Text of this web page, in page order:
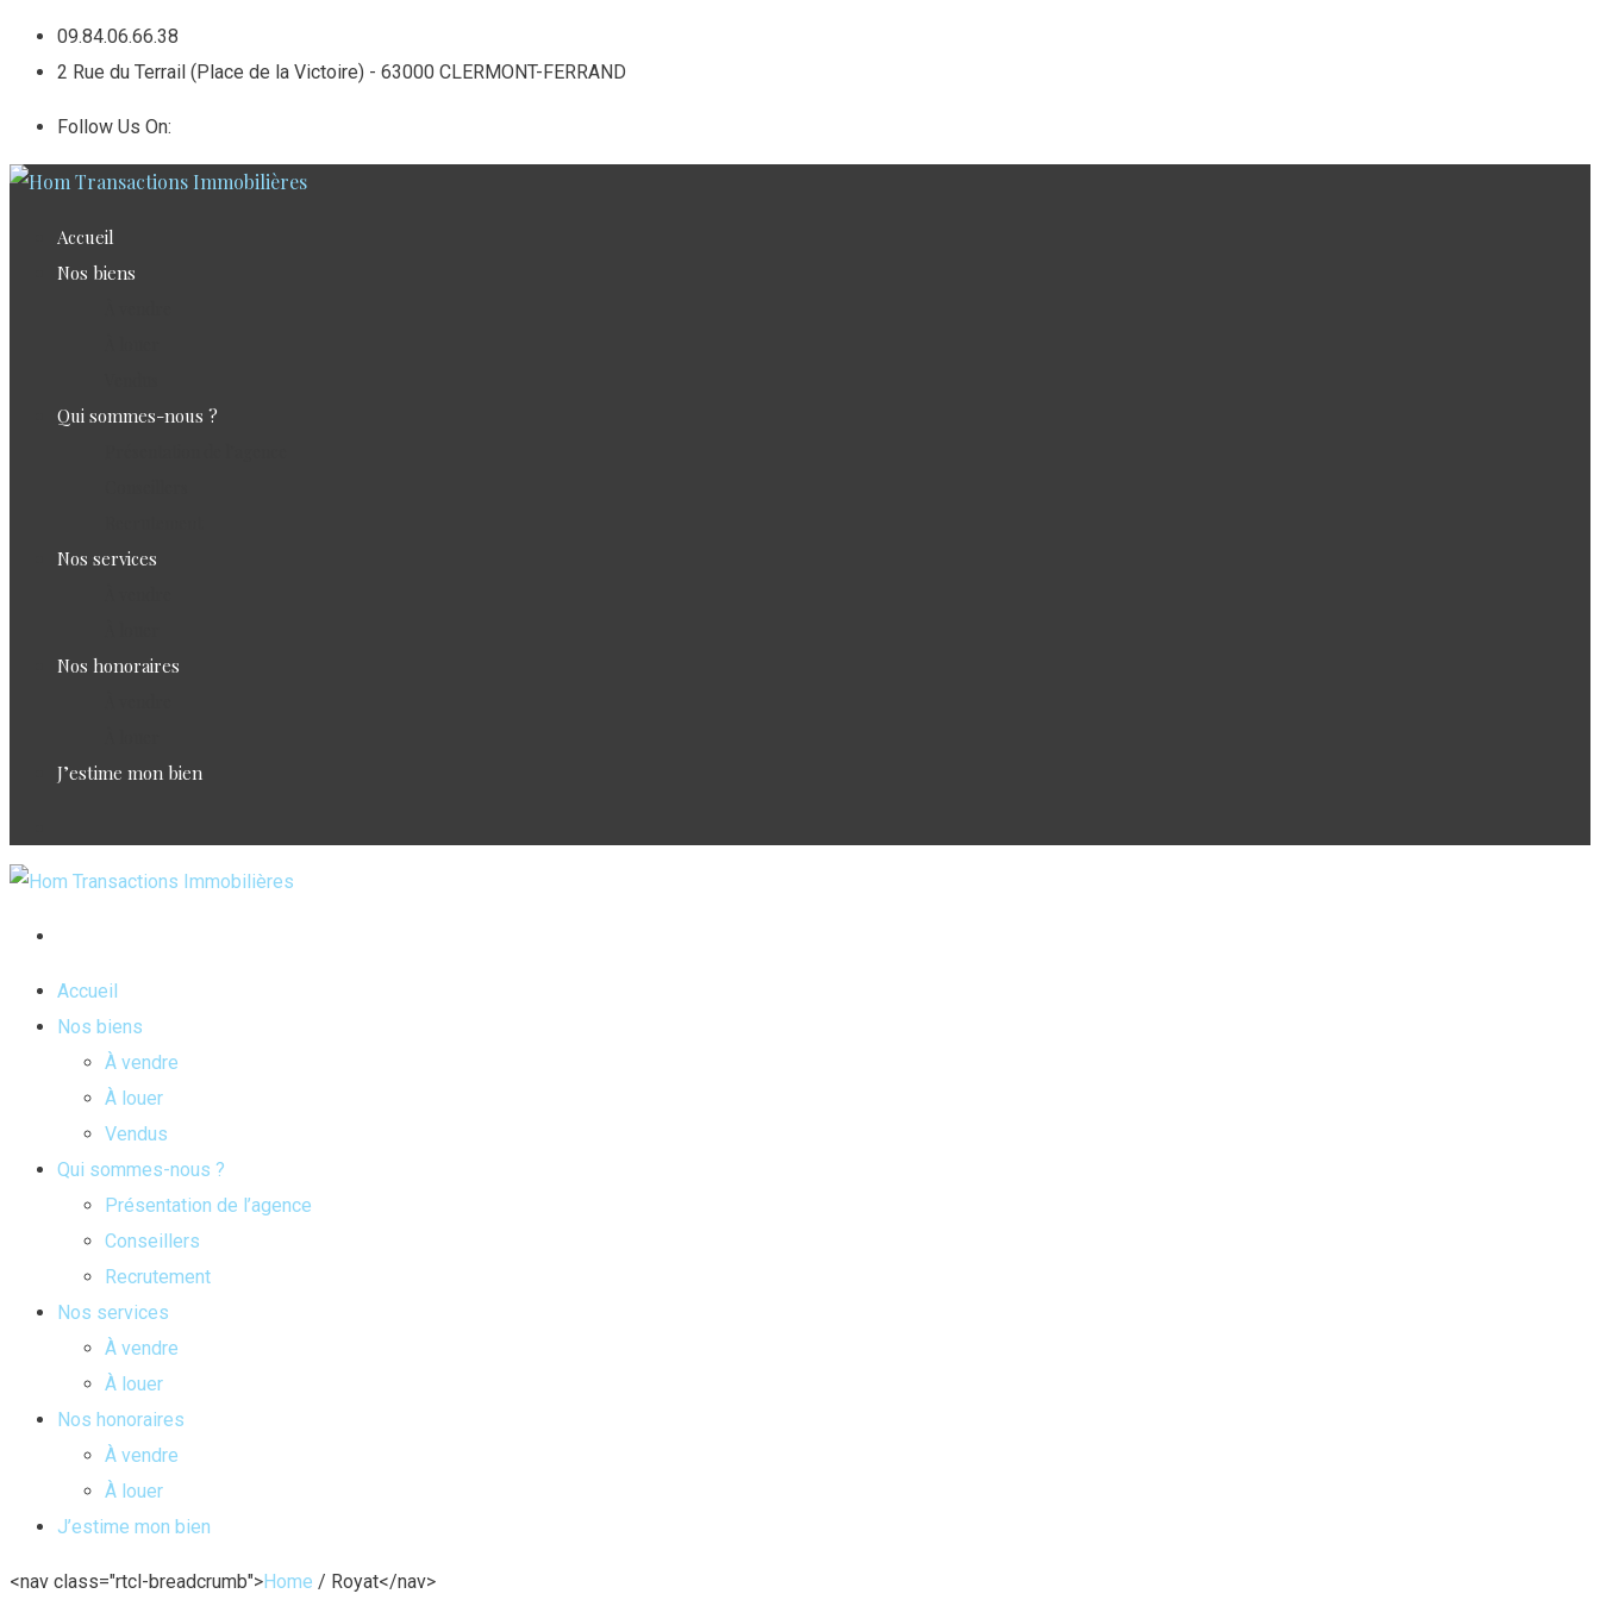
Skip
09.84.06.66.38
2 Rue du Terrail (Place de la Victoire) - 63000 CLERMONT-FERRAND
Follow Us On:
Accueil
Nos biens
Qui sommes-nous ?
Nos services
Nos honoraires
J’estime mon bien
Accueil
Nos biens
À vendre
À louer
Vendus
Qui sommes-nous ?
Présentation de l’agence
Conseillers
Recrutement
Nos services
À vendre
À louer
Nos honoraires
À vendre
À louer
J’estime mon bien
<nav class="rtcl-breadcrumb">Home / Royat</nav>